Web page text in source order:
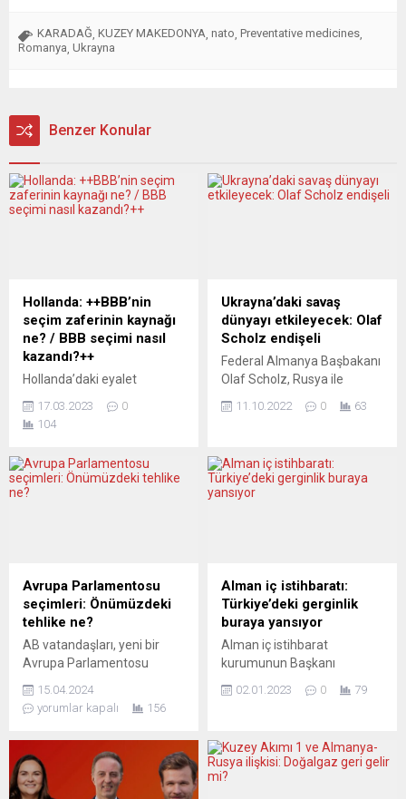
KARADAĞ KUZEY MAKEDONYA nato Preventative medicines
Romanya Ukrayna
Benzer Konular
Hollanda: ++BBB’nin
seçim zaferinin kaynağı
ne? / BBB seçimi nasıl
kazandı?++
Hollanda’daki eyalet
Mark Rutte liderliğindeki
koalisyon partileri ezici bir
ilk kez katılan Çiftçi
Vatandaş Hareketi Partisi
öfkesinden ve pek çok
yurttaşın genel
memnuniyetsizliğinden
NRC HANDELSBLAD
(Hollanda) Hoşnutsuzluğun
tercümanı oldular...
17.03.2023
0
104
Ukrayna’daki savaş
dünyayı etkileyecek: Olaf
Scholz endişeli
Federal Almanya Başbakanı
Olaf Scholz, Rusya ile
sadece Ukrayna için değil
Almanya BaşbakanI Olaf
Scholz, Makine İmalat
ilk başta Ukraynalılar olmak
üzere herkesi etkilediğini
belirtti. Bunun her gün, son...
11.10.2022 0 63
Avrupa Parlamentosu
seçimleri: Önümüzdeki
tehlike ne?
AB vatandaşları, yeni bir
Avrupa Parlamentosu
sandık başına gidecekler.
Resmi seçim bilgilendirme
seçimler AB’deki “doğrudan
seçilen tek uluslararası
parlamento” olup, AB’nin her
15.04.2024
yorumlar kapalı
156
Alman iç istihbaratı:
Türkiye’deki gerginlik
buraya yansıyor
Alman iç istihbarat
kurumunun Başkanı
politikadaki gerginliklerin
istihbarat faaliyetlerine
ilişkin de açıklamalarda
02.01.2023 0 79